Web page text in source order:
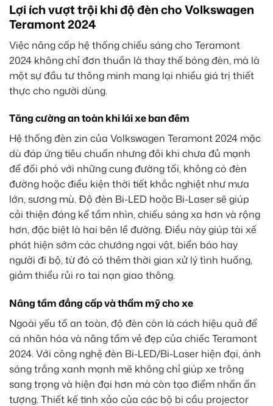
Lợi ích vượt trội khi độ đèn cho Volkswagen
Teramont 2024
Việc nâng cấp hệ thống chiếu sáng cho Teramont
2024 không chỉ đơn thuần là thay thế bóng đèn, mà là
một sự đầu tư thông minh mang lại nhiều giá trị thiết
thực cho người dùng.
Tăng cường an toàn khi lái xe ban đêm
Hệ thống đèn zin của Volkswagen Teramont 2024 mặc
dù đáp ứng tiêu chuẩn nhưng đôi khi chưa đủ mạnh
để đối phó với những cung đường tối, không có đèn
đường hoặc điều kiện thời tiết khắc nghiệt như mưa
lớn, sương mù. Độ đèn Bi-LED hoặc Bi-Laser sẽ giúp
cải thiện đáng kể tầm nhìn, chiếu sáng xa hơn và rộng
hơn, đặc biệt là hai bên lề đường. Điều này giúp tài xế
phát hiện sớm các chướng ngại vật, biển báo hay
người đi bộ, từ đó có thêm thời gian xử lý tình huống,
giảm thiểu rủi ro tai nạn giao thông.
Nâng tầm đẳng cấp và thẩm mỹ cho xe
Ngoài yếu tố an toàn, độ đèn còn là cách hiệu quả để
cá nhân hóa và nâng tầm vẻ đẹp của chiếc Teramont
2024. Với công nghệ đèn Bi-LED/Bi-Laser hiện đại, ánh
sáng trắng xanh mạnh mẽ không chỉ giúp xe trông
sang trọng và hiện đại hơn mà còn tạo điểm nhấn ấn
tượng. Thiết kế tinh xảo của các bộ bi cầu projector